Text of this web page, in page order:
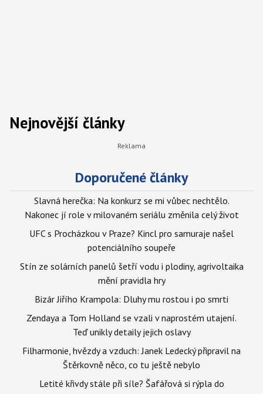
Nejnovější články
Doporučené články
Slavná herečka: Na konkurz se mi vůbec nechtělo.
Nakonec jí role v milovaném seriálu změnila celý život
UFC s Procházkou v Praze? Kincl pro samuraje našel
potenciálního soupeře
Stín ze solárních panelů šetří vodu i plodiny, agrivoltaika
mění pravidla hry
Bizár Jiřího Krampola: Dluhy mu rostou i po smrti
Zendaya a Tom Holland se vzali v naprostém utajení.
Teď unikly detaily jejich oslavy
Filharmonie, hvězdy a vzduch: Janek Ledecký připravil na
Štěrkovně něco, co tu ještě nebylo
Letité křivdy stále při síle? Šafářová si rýpla do